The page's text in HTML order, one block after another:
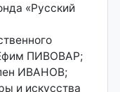
«Русский
Ефим ПИВОВАР;
ИВАНОВ;
и искусства